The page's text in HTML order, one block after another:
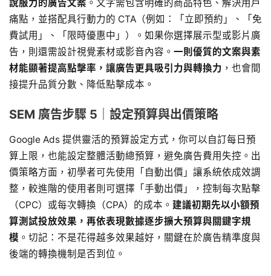
說服力的廣告文案 。文字需包含明確的商品特色、解決用戶
痛點，並搭配具行動力的 CTA（例如：「立即預約」、「免
費試用」、「限時優惠中」）。如果你選擇展示型或影片廣
告，則還需設計視覺素材或影音內容。 一則優質的文案與素
材能顯著提高點擊率，讓廣告更具吸引力與轉換力 ，也會間
接提升品質分數、降低點擊成本。
SEM 廣告步驟 5｜設定預算與出價策略
Google Ads 提供靈活的預算設定方式，你可以自訂每日預
算上限，也能設定整體活動總預算，避免廣告費用失控。出
價策略方面，初學者可先使用「自動出價」讓系統依成效調
整，較進階的使用者則可選擇「手動出價」，控制每次點擊
（CPC）或每次轉換（CPA）的成本。 建議初期先以小額預
算測試投放效果，再依表現數據逐步擴大預算與關鍵字規
模 。切記：不是花得越多效果越好，關鍵在於廣告精準度與
後端的轉換機制是否到位。